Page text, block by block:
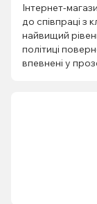
Інтернет-
до співпраці з
найвищий
політиці
впевнені у